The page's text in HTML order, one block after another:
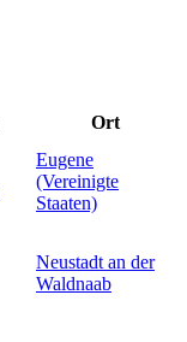
Ort
Eugene
(Vereinigte
Staaten)
Neustadt an der
Waldnaab